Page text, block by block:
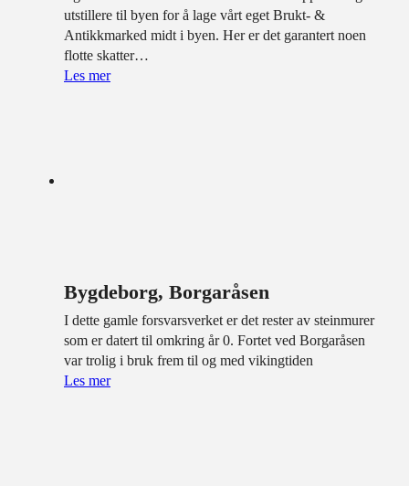
utstillere til byen for å lage vårt eget Brukt- &
Antikkmarked midt i byen. Her er det garantert noen
flotte skatter…
Les mer
Bygdeborg, Borgaråsen
I dette gamle forsvarsverket er det rester av steinmurer
som er datert til omkring år 0. Fortet ved Borgaråsen
var trolig i bruk frem til og med vikingtiden
Les mer